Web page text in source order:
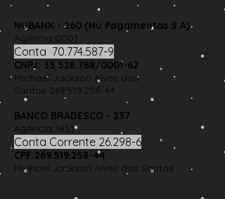
NUBANK - 260 (Nu Pagamentos S.A)
Agência 0001
Conta 70.774.587-9
CNPJ: 33.528.788/0001-62
Michael Jackson Alves dos
Santos 269.519.258-44
BANCO BRADESCO - 237
Agência 1851
Conta Corrente 26.298-6
CPF 269.519.258-44
Michael Jackson Alves dos Santos